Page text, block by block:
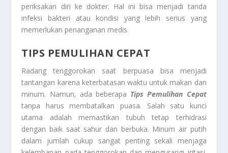
periksakan diri ke dokter. Hal ini bisa menjadi tanda
infeksi bakteri atau kondisi yang lebih serius yang
memerlukan penanganan medis.
TIPS PEMULIHAN CEPAT
Radang tenggorokan saat berpuasa bisa menjadi
tantangan karena keterbatasan waktu untuk makan dan
minum. Namun, ada beberapa Tips Pemulihan Cepat
tanpa harus membatalkan puasa. Salah satu kunci
utama adalah memastikan tubuh tetap terhidrasi
dengan baik saat sahur dan berbuka. Minum air putih
dalam jumlah cukup sangat penting sekali menjaga